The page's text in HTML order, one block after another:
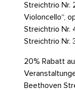
Streichtrio Nr.
Violoncello“,
Streichtrio Nr.
Streichtrio Nr.
20% Rabatt
Beethoven